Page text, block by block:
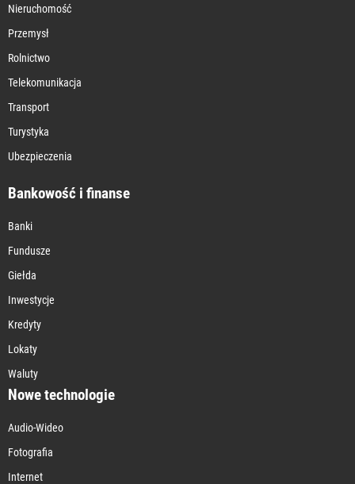
Nieruchomość
Przemysł
Rolnictwo
Telekomunikacja
Transport
Turystyka
Ubezpieczenia
Bankowość i finanse
Banki
Fundusze
Giełda
Inwestycje
Kredyty
Lokaty
Waluty
Nowe technologie
Audio-Wideo
Fotografia
Internet